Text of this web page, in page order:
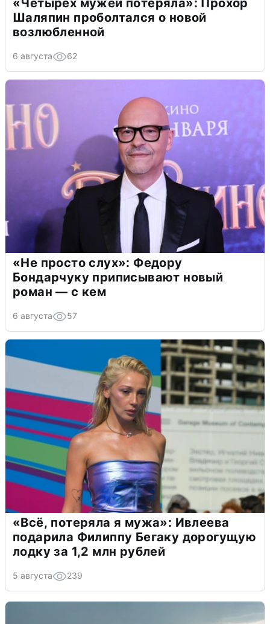
Шаляпин проболтался о новой
возлюбленной
6 августа 62
«Не просто слух»: Федору
Бондарчуку приписывают новый
роман — с кем
6 августа 57
«Всё, потеряла я мужа»: Ивлеева
подарила Филиппу Бегаку дорогущую
лодку за 1,2 млн рублей
5 августа 239